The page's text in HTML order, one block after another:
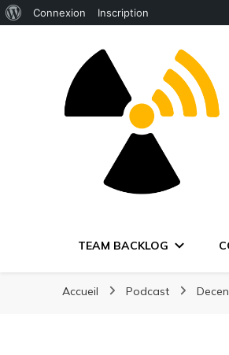
WordPress
Connexion Inscription
TEAM BACKLOG
Accueil Podcast